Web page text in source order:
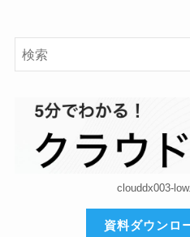
clouddx003-
資料ダウンロ